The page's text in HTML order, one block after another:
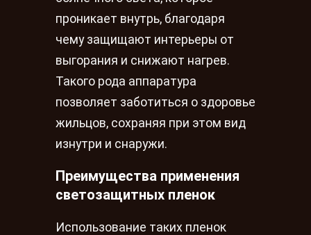
проникает внутрь, благодаря
чему защищают интерьеры от
выгорания и снижают нагрев.
Такого рода аппаратура
позволяет заботиться о здоровье
жильцов, сохраняя при этом вид
изнутри и снаружи.
Преимущества применения
светозащитных пленок
Использование таких пленок